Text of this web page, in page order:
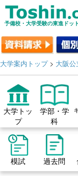
予備校・大学受験の東進ドッ
大学案内トップ> 大阪
大学トッ
プ
学部・学
科
模試 過去問